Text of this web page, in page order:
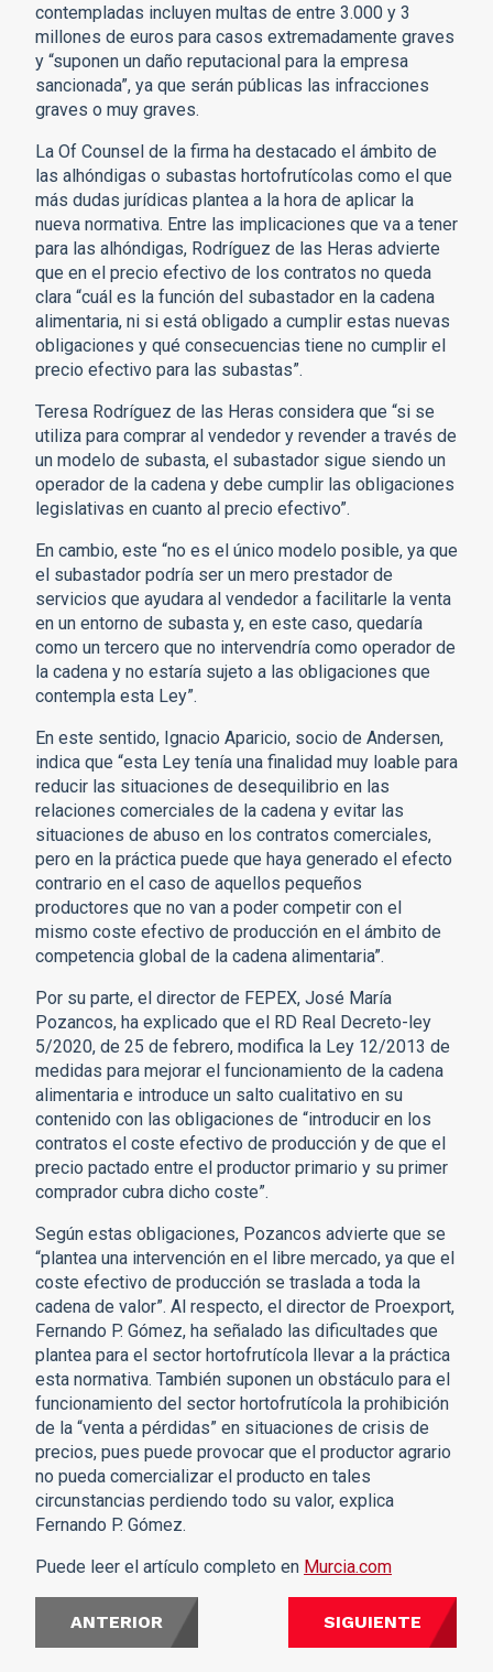
contempladas incluyen multas de entre 3.000 y 3
millones de euros para casos extremadamente graves
y “suponen un daño reputacional para la empresa
sancionada”, ya que serán públicas las infracciones
graves o muy graves.
La Of Counsel de la firma ha destacado el ámbito de
las alhóndigas o subastas hortofrutícolas como el que
más dudas jurídicas plantea a la hora de aplicar la
nueva normativa. Entre las implicaciones que va a tener
para las alhóndigas, Rodríguez de las Heras advierte
que en el precio efectivo de los contratos no queda
clara “cuál es la función del subastador en la cadena
alimentaria, ni si está obligado a cumplir estas nuevas
obligaciones y qué consecuencias tiene no cumplir el
precio efectivo para las subastas”.
Teresa Rodríguez de las Heras considera que “si se
utiliza para comprar al vendedor y revender a través de
un modelo de subasta, el subastador sigue siendo un
operador de la cadena y debe cumplir las obligaciones
legislativas en cuanto al precio efectivo”.
En cambio, este “no es el único modelo posible, ya que
el subastador podría ser un mero prestador de
servicios que ayudara al vendedor a facilitarle la venta
en un entorno de subasta y, en este caso, quedaría
como un tercero que no intervendría como operador de
la cadena y no estaría sujeto a las obligaciones que
contempla esta Ley”.
En este sentido, Ignacio Aparicio, socio de Andersen,
indica que “esta Ley tenía una finalidad muy loable para
reducir las situaciones de desequilibrio en las
relaciones comerciales de la cadena y evitar las
situaciones de abuso en los contratos comerciales,
pero en la práctica puede que haya generado el efecto
contrario en el caso de aquellos pequeños
productores que no van a poder competir con el
mismo coste efectivo de producción en el ámbito de
competencia global de la cadena alimentaria”.
Por su parte, el director de FEPEX, José María
Pozancos, ha explicado que el RD Real Decreto-ley
5/2020, de 25 de febrero, modifica la Ley 12/2013 de
medidas para mejorar el funcionamiento de la cadena
alimentaria e introduce un salto cualitativo en su
contenido con las obligaciones de “introducir en los
contratos el coste efectivo de producción y de que el
precio pactado entre el productor primario y su primer
comprador cubra dicho coste”.
Según estas obligaciones, Pozancos advierte que se
“plantea una intervención en el libre mercado, ya que el
coste efectivo de producción se traslada a toda la
cadena de valor”. Al respecto, el director de Proexport,
Fernando P. Gómez, ha señalado las dificultades que
plantea para el sector hortofrutícola llevar a la práctica
esta normativa. También suponen un obstáculo para el
funcionamiento del sector hortofrutícola la prohibición
de la “venta a pérdidas” en situaciones de crisis de
precios, pues puede provocar que el productor agrario
no pueda comercializar el producto en tales
circunstancias perdiendo todo su valor, explica
Fernando P. Gómez.
Puede leer el artículo completo en Murcia.com
ANTERIOR SIGUIENTE